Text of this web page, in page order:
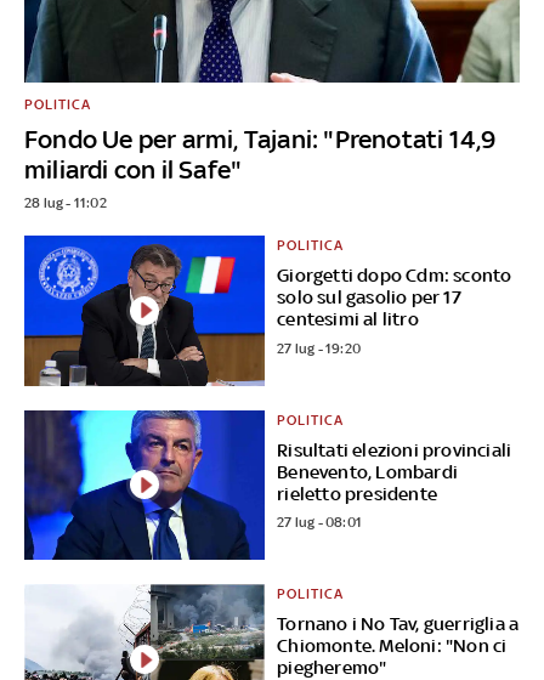
Fondo Ue per armi, Tajani: "Prenotati 14,9
miliardi con il Safe"
POLITICA
28 lug - 11:02
Giorgetti dopo Cdm: sconto
solo sul gasolio per 17
centesimi al litro
POLITICA
27 lug - 19:20
Risultati elezioni provinciali
Benevento, Lombardi
rieletto presidente
POLITICA
27 lug - 08:01
Tornano i No Tav, guerriglia a
Chiomonte. Meloni: "Non ci
piegheremo"
POLITICA